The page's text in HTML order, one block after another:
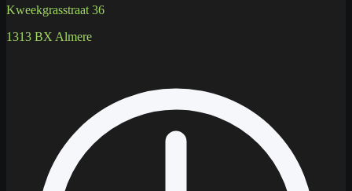
Kweekgrasstraat 36
1313 BX Almere